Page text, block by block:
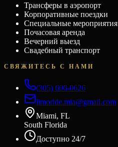
Трансферы в аэропорт
Корпоративные поездки
Специальные мероприятия
Почасовая аренда
Вечерний выезд
Свадебный транспорт
СВЯЖИТЕСЬ С НАМИ
(305) 606-0626
limoride.mia@gmail.com
Miami, FL
South Florida
Доступно 24/7